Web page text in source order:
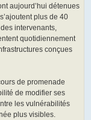
aujourd’hui détenues
plus de 40
intervenants,
quotidiennement
conçues
de promenade
de modifier ses
les vulnérabilités
plus visibles.